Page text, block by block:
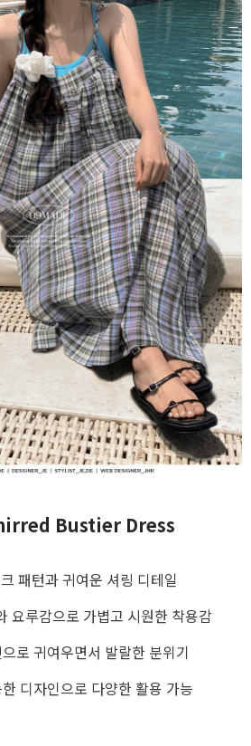
Bustier Dress
패턴과 귀여운 셔링 디테일
요루감으로 가볍고 시원한 착용감
로 귀여우면서 발랄한 분위기
디자인으로 다양한 활용 가능